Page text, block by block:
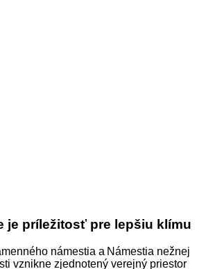
je príležitosť pre lepšiu klímu
námestia a Námestia nežnej
vznikne zjednotený verejný priestor